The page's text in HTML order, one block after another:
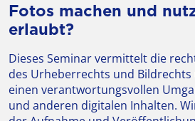
Fotos machen und
erlaubt?
Dieses Seminar vermittelt die
des Urheberrechts und
einen verantwortungsvollen
und anderen digitalen Inhalten.